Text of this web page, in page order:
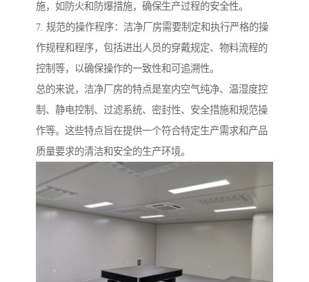
施，如防火和防爆措施，确保生产过程的安全性。
7. 规范的操作程序：洁净厂房需要制定和执行严格的操
作规程和程序，包括进出人员的穿戴规定、物料流程的
控制等，以确保操作的一致性和可追溯性。
总的来说，洁净厂房的特点是室内空气纯净、温湿度控
制、静电控制、过滤系统、密封性、安全措施和规范操
作等。这些特点旨在提供一个符合特定生产需求和产品
质量要求的清洁和安全的生产环境。